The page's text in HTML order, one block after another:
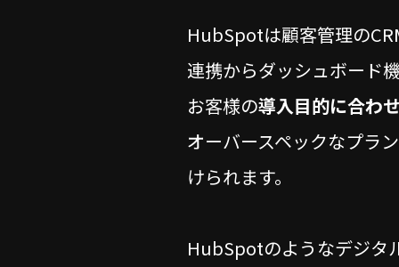
HubSpotは顧客管理の
連携からダッシュボード
お客様の導入目的に合わ
オーバースペックなプラ
けられます。
HubSpotのようなデジタ